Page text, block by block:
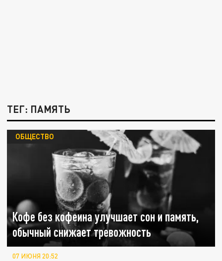
ТЕГ: ПАМЯТЬ
Кофе без кофеина улучшает сон и память,
обычный снижает тревожность
ОБЩЕСТВО
07 ИЮНЯ 20:52